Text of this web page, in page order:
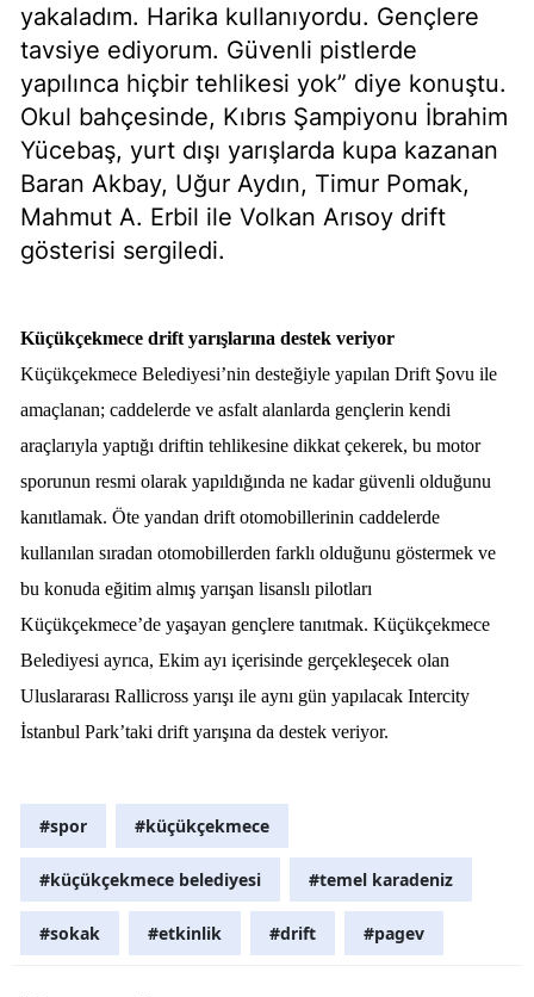
yakaladım. Harika kullanıyordu. Gençlere
tavsiye ediyorum. Güvenli pistlerde
yapılınca hiçbir tehlikesi yok” diye konuştu.
Okul bahçesinde, Kıbrıs Şampiyonu İbrahim
Yücebaş, yurt dışı yarışlarda kupa kazanan
Baran Akbay, Uğur Aydın, Timur Pomak,
Mahmut A. Erbil ile Volkan Arısoy drift
gösterisi sergiledi.
Küçükçekmece drift yarışlarına destek veriyor
Küçükçekmece Belediyesi’nin desteğiyle yapılan Drift Şovu ile
amaçlanan; caddelerde ve asfalt alanlarda gençlerin kendi
araçlarıyla yaptığı driftin tehlikesine dikkat çekerek, bu motor
sporunun resmi olarak yapıldığında ne kadar güvenli olduğunu
kanıtlamak. Öte yandan drift otomobillerinin caddelerde
kullanılan sıradan otomobillerden farklı olduğunu göstermek ve
bu konuda eğitim almış yarışan lisanslı pilotları
Küçükçekmece’de yaşayan gençlere tanıtmak. Küçükçekmece
Belediyesi ayrıca, Ekim ayı içerisinde gerçekleşecek olan
Uluslararası Rallicross yarışı ile aynı gün yapılacak Intercity
İstanbul Park’taki drift yarışına da destek veriyor.
#spor #küçükçekmece
#küçükçekmece belediyesi #temel karadeniz
#sokak #etkinlik #drift #pagev